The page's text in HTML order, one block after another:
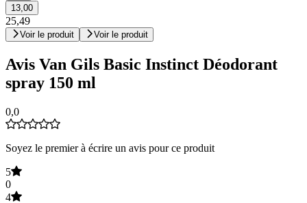
13,00
25,49
Voir le produit Voir le produit
Avis Van Gils Basic Instinct Déodorant
spray 150 ml
0,0
Soyez le premier à écrire un avis pour ce produit
5
0
4